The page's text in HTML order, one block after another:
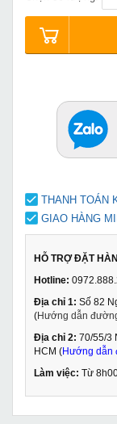
THANH TOÁN
GIAO HÀNG
HỖ TRỢ ĐẶT
Hotline:
Địa chỉ 1: Số 82
(Hướng dẫn
Địa chỉ 2: 70/55/3
HCM (Hướng dẫn
Làm việc: Từ